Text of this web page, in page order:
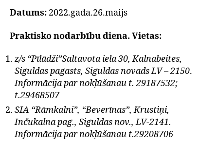
Datums: 2022.gada.26.maijs
Praktisko nodarbību diena. Vietas:
z/s “Pīlādži”Saltavota iela 30, Kalnabeites,
Siguldas pagasts, Siguldas novads LV – 2150.
Informācija par nokļūšanau t. 29187532;
t.29468507
SIA “Rāmkalni”, “Beverīnas”, Krustiņi,
Inčukalna pag., Siguldas nov., LV-2141.
Informācija par nokļūšanau t.29208706